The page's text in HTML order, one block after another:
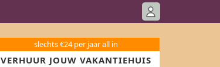
slechts €24 per jaar all in
VERHUUR JOUW VAKANTIEHUIS